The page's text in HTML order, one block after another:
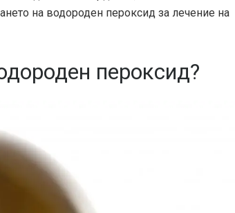
на водороден пероксид за лечение на
пероксид?